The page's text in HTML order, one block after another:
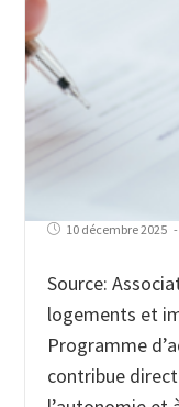
10 décembre 2025
Source:
logements et
Programme
contribue